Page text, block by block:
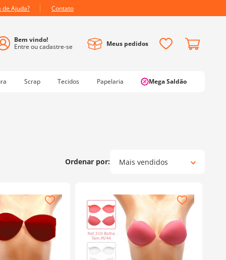
de Ajuda? Contato
Meus pedidos
Scrap Tecidos Papelaria Mega Saldão
Mais vendidos